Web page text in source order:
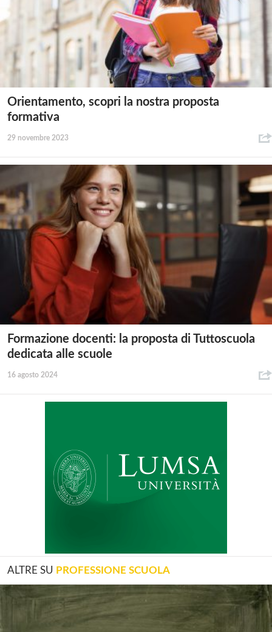
Orientamento, scopri la nostra proposta
formativa
29 novembre 2023
Formazione docenti: la proposta di Tuttoscuola
dedicata alle scuole
16 agosto 2024
ALTRE SU PROFESSIONE SCUOLA